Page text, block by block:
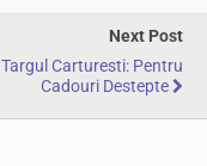
Next Post
Targul Carturesti: Pentru
Cadouri Destepte